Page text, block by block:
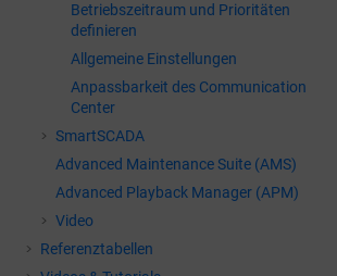
Betriebszeitraum und Prioritäten
definieren
Allgemeine Einstellungen
Anpassbarkeit des Communication
Center
SmartSCADA
Advanced Maintenance Suite (AMS)
Advanced Playback Manager (APM)
Video
Referenztabellen